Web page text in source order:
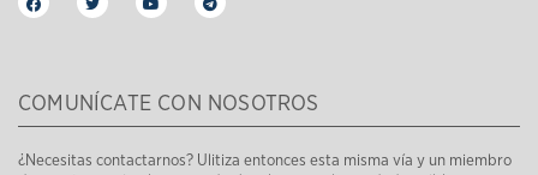
COMUNÍCATE CON NOSOTROS
¿Necesitas contactarnos? Ulitiza entonces esta misma vía y un miembro